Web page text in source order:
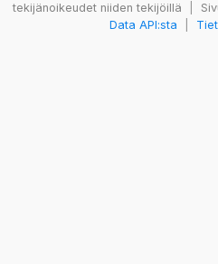
tekijänoikeudet niiden tekijöillä
Data API:sta